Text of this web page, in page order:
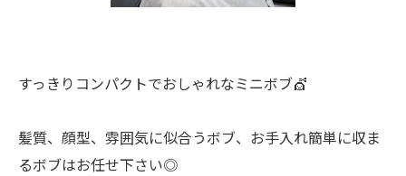
すっきりコンパクトでおしゃれなミニボブ💇
髪質、顔型、雰囲気に似合うボブ、お手入れ簡単に収ま
るボブはお任せ下さい◎